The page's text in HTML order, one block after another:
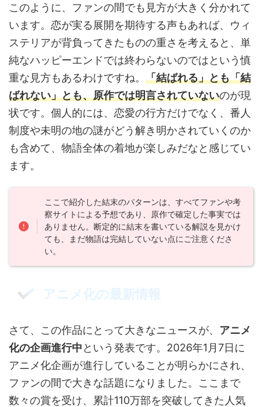
このように、ファンの間でも見方が大きく分かれて
います。恋が実る展開を期待する声もあれば、ウィ
ステリアが背負ってきたものの重さを考えると、単
純なハッピーエンドでは終わらないのではという慎
重な見方もあるわけですね。 「結ばれる」とも「結
ばれない」とも、原作では明言されていないのが現
状です。個人的には、恋愛の行方だけでなく、番人
制度や未明の地の謎がどう解き明かされていくのか
も含めて、物語全体の着地が楽しみだなと感じてい
ます。
ここで紹介した結末のパターンは、すべてファンや考
察サイトによる予想であり、原作で確定した事実では
ありません。断定的に結末を書いている解説を見かけ
ても、まだ物語は完結していない点にご注意くださ
い。
アニメ化の最新情報
さて、この作品にとって大きなニュースが、 アニメ
化の企画進行中という発表です。2026年1月7日に
アニメ化企画が進行していることが明らかにされ、
ファンの間で大きな話題になりました。ここまで
数々の賞を受け、累計110万部を突破してきた人気